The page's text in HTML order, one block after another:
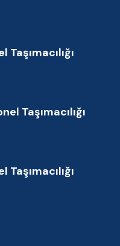
Taşımacılığı
Taşımacılığı
Taşımacılığı